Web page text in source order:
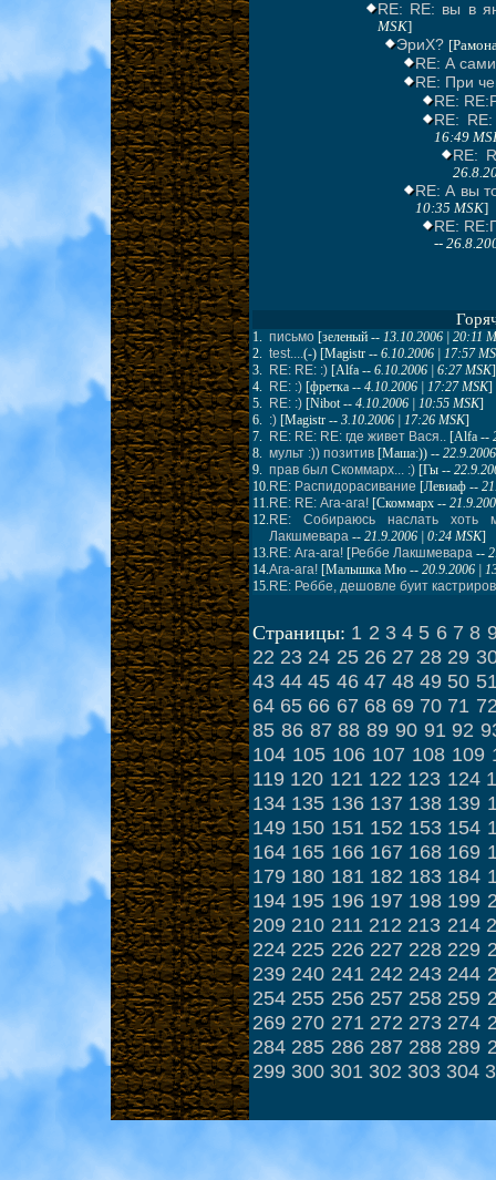
RE: RE: вы в
MSK]
ЭриХ?
RE: А
RE: При
RE:
RE:
16:49
RE:
RE: А вы
10:35 MSK]
RE:
--
1. письмо [зеленый -- 13.10.2006 | 20:11
2. test....(-) [Magistr -- 6.10.2006 | 17:57
3.
RE: RE: :) [Alfa -- 6.10.2006 | 6:27 MSK]
4.
RE: :) [фретка -- 4.10.2006 | 17:27 MSK]
5.
RE: :) [Nibot-- 4.10.2006 | 10:55 MSK]
6. :) [Magistr -- 3.10.2006 | 17:26 MSK]
7.
RE: RE: RE: где живет Вася.. [Alfa --
8. мульт :)) позитив [Маша:)) --
9. прав был Скоммарх... :) [Гы --
10. RE: Распидорасивание [Левиаф --
11. RE: RE: Ага-ага! [Скоммарх --
12. RE: Собираюсь наслать хоть
Лакшмевара -- 21.9.2006 | 0:24 MSK]
13. RE: Ага-ага! [Реббе Лакшмевара --
14.Ага-ага! [Малышка Мю -- 20.9.2006 |
15. RE: Реббе, дешовле буит
Страницы: 1 2 3 4 5 6 7 8
22 23 24 25 26 27 28 29
43 44 45 46 47 48 49 50
64 65 66 67 68 69 70 71
85 86 87 88 89 90 91 92
104 105 106 107 108 109
119 120 121 122 123 124
134 135 136 137 138 139
149 150 151 152 153 154
164 165 166 167 168 169
179 180 181 182 183 184
194 195 196 197 198 199
209 210 211 212 213 214
224 225 226 227 228 229
239 240 241 242 243 244
254 255 256 257 258 259
269 270 271 272 273 274
284 285 286 287 288 289
299 300 301 302 303 304